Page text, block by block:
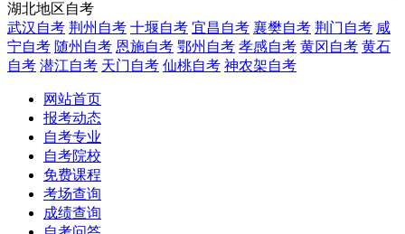
湖北地区自考
武汉自考 荆州自考 十堰自考 宜昌自考 襄樊自考 荆门自考 咸
宁自考 随州自考 恩施自考 鄂州自考 孝感自考 黄冈自考 黄石
自考 潜江自考 天门自考 仙桃自考 神农架自考
网站首页
报考动态
自考专业
自考院校
免费课程
考场查询
成绩查询